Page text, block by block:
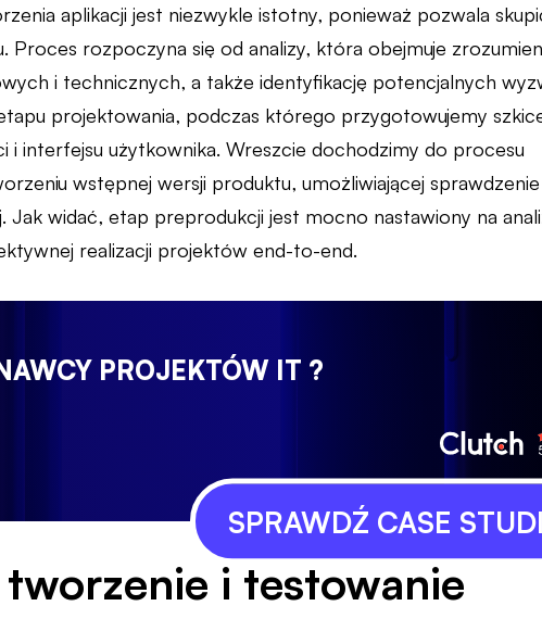
aplikacji jest niezwykle istotny, ponieważ pozwala
Proces rozpoczyna się od analizy, która obejmuje
i technicznych, a także identyfikację potencjalnych
projektowania, podczas którego przygotowujemy
interfejsu użytkownika. Wreszcie dochodzimy do procesu
wstępnej wersji produktu, umożliwiającej sprawdzenie
widać, etap preprodukcji jest mocno nastawiony na
realizacji projektów end-to-end.
PROJEKTÓW IT ?
SPRAWDŹ CASE
i testowanie